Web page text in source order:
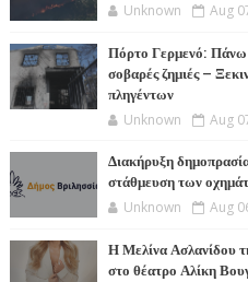
Unknown Aug
Πόρτο Γερμενό: Πάνω
σοβαρές ζημιές –
πληγέντων
Unknown Aug
Διακήρυξη
στάθμευση των
Unknown Aug
Η Μελίνα Ασλανίδου
στο θέατρο Αλίκη